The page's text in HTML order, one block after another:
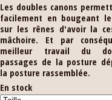
Les doubles canons
facilement en bougeant
sur les rênes d'avoir la
mâchoire. Et par
meilleur travail du
passages de la posture
la posture rassemblée.
En stock